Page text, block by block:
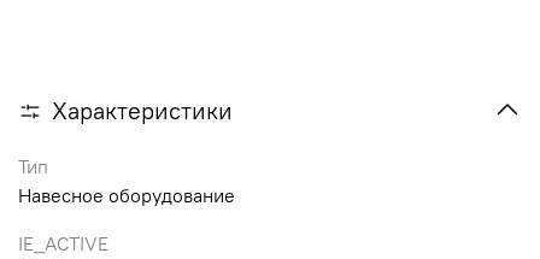
Характеристики
Тип
Навесное оборудование
IE_ACTIVE